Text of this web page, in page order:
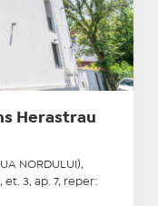
Herastrau
NORDULUI),
et. 3, ap. 7, reper: